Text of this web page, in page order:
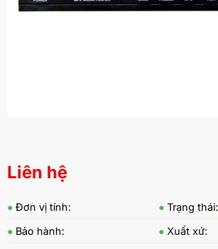
Liên hệ
● Đơn vị tính: ● Trạng thái:
● Bảo hành: ● Xuất xứ: